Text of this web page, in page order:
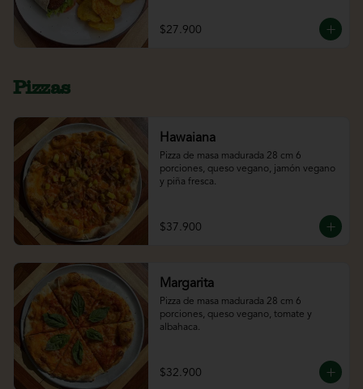
$27.900
Pizzas
Hawaiana
Pizza de masa madurada 28 cm 6
porciones, queso vegano, jamón vegano
y piña fresca.
$37.900
Margarita
Pizza de masa madurada 28 cm 6
porciones, queso vegano, tomate y
albahaca.
$32.900